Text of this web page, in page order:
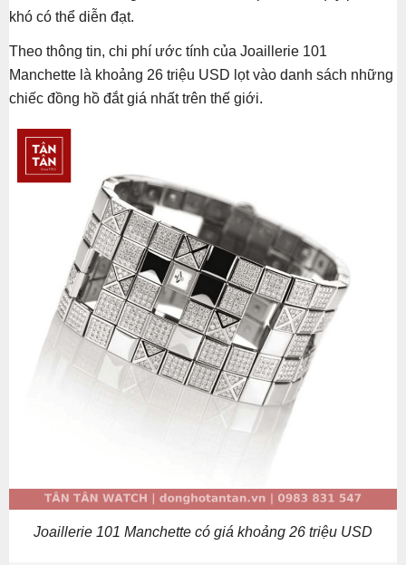
khó có thể diễn đạt.
Theo thông tin, chi phí ước tính của Joaillerie 101
Manchette là khoảng 26 triệu USD lọt vào danh sách những
chiếc đồng hồ đắt giá nhất trên thế giới.
Joaillerie 101 Manchette có giá khoảng 26 triệu USD